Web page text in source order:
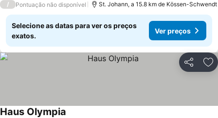
/ Pontuação não disponível St. Johann, a 15.8 km de Kössen-Schwendt
Selecione as datas para ver os preços
exatos.
Ver preços
Partilhar
Haus Olympia